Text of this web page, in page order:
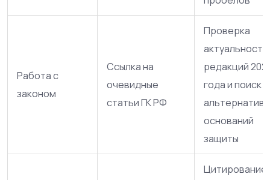
Работа с
законом
Ссылка на
очевидные
статьи ГК РФ
Проверка
актуальности
редакций
года и поиск
оснований
защиты
Цитирование